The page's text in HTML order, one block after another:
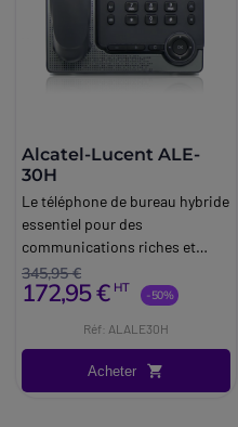
Alcatel-Lucent ALE-
30H
Le téléphone de bureau hybride
essentiel pour des
communications riches et
intuitives.
345,95 €
172,95 € HT -50%
Réf: ALALE30H
Acheter